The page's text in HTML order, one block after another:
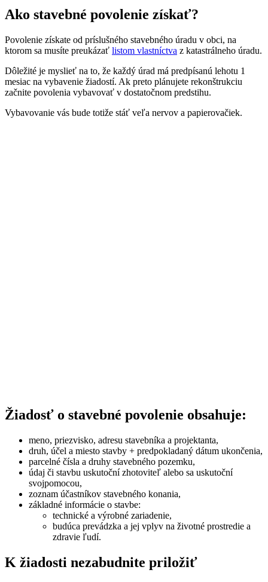
Ako stavebné povolenie získať?
Povolenie získate od príslušného stavebného úradu v obci, na
ktorom sa musíte preukázať listom vlastníctva z katastrálneho úradu.
Dôležité je myslieť na to, že každý úrad má predpísanú lehotu 1
mesiac na vybavenie žiadostí. Ak preto plánujete rekonštrukciu
začnite povolenia vybavovať v dostatočnom predstihu.
Vybavovanie vás bude totiže stáť veľa nervov a papierovačiek.
Žiadosť o stavebné povolenie obsahuje:
meno, priezvisko, adresu stavebníka a projektanta,
druh, účel a miesto stavby + predpokladaný dátum ukončenia,
parcelné čísla a druhy stavebného pozemku,
údaj či stavbu uskutoční zhotoviteľ alebo sa uskutoční
svojpomocou,
zoznam účastníkov stavebného konania,
základné informácie o stavbe:
technické a výrobné zariadenie,
budúca prevádzka a jej vplyv na životné prostredie a
zdravie ľudí.
K žiadosti nezabudnite priložiť